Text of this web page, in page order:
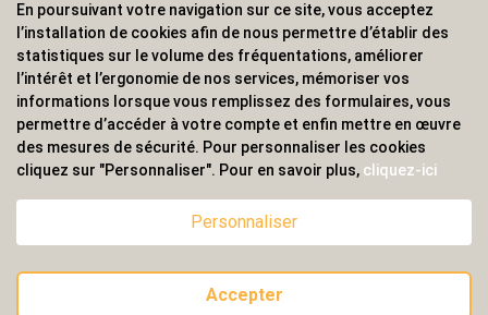
Écriture
Bagagerie sacs
Sport &
Outdoor
Enfant
Boisson
Textile &
Casquette
Accessoires de
bureau
ALVS, fournisseur d'objets publicitaires, pour les
professionnels. Une implantation nationale, une
couverture internationale.
© 2020 ALVS
En poursuivant votre navigation sur ce site, vous acceptez
l’installation de cookies afin de nous permettre d’établir des
statistiques sur le volume des fréquentations, améliorer
l’intérêt et l’ergonomie de nos services, mémoriser vos
informations lorsque vous remplissez des formulaires, vous
permettre d’accéder à votre compte et enfin mettre en œuvre
des mesures de sécurité. Pour personnaliser les cookies
cliquez sur "Personnaliser". Pour en savoir plus, cliquez-ici
Personnaliser
Accepter